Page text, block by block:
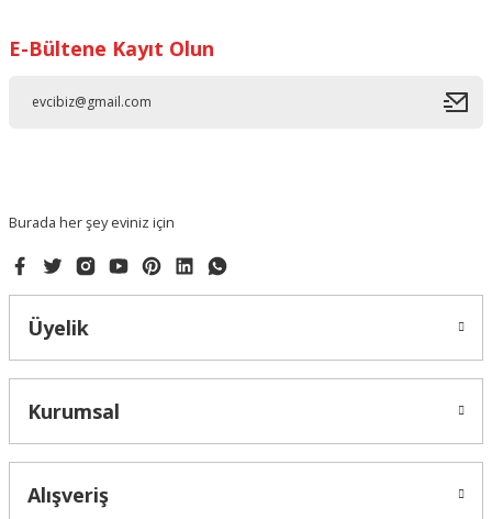
Ürün resmi kalitesiz, bozuk veya görüntülenemiyor.
E-Bültene Kayıt Olun
Burada her şey eviniz için
Üyelik
Kurumsal
Alışveriş